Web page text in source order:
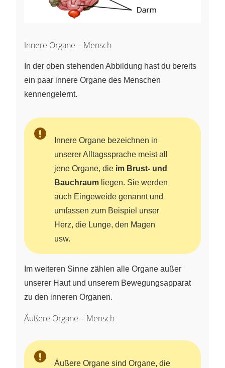
Innere Organe – Mensch
In der oben stehenden Abbildung hast du bereits
ein paar innere Organe des Menschen
kennengelernt.
Innere Organe bezeichnen in
unserer Alltagssprache meist all
jene Organe, die im Brust- und
Bauchraum liegen. Sie werden
auch Eingeweide genannt und
umfassen zum Beispiel unser
Herz, die Lunge, den Magen
usw.
Im weiteren Sinne zählen alle Organe außer
unserer Haut und unserem Bewegungsapparat
zu den inneren Organen.
Äußere Organe – Mensch
Äußere Organe sind Organe, die